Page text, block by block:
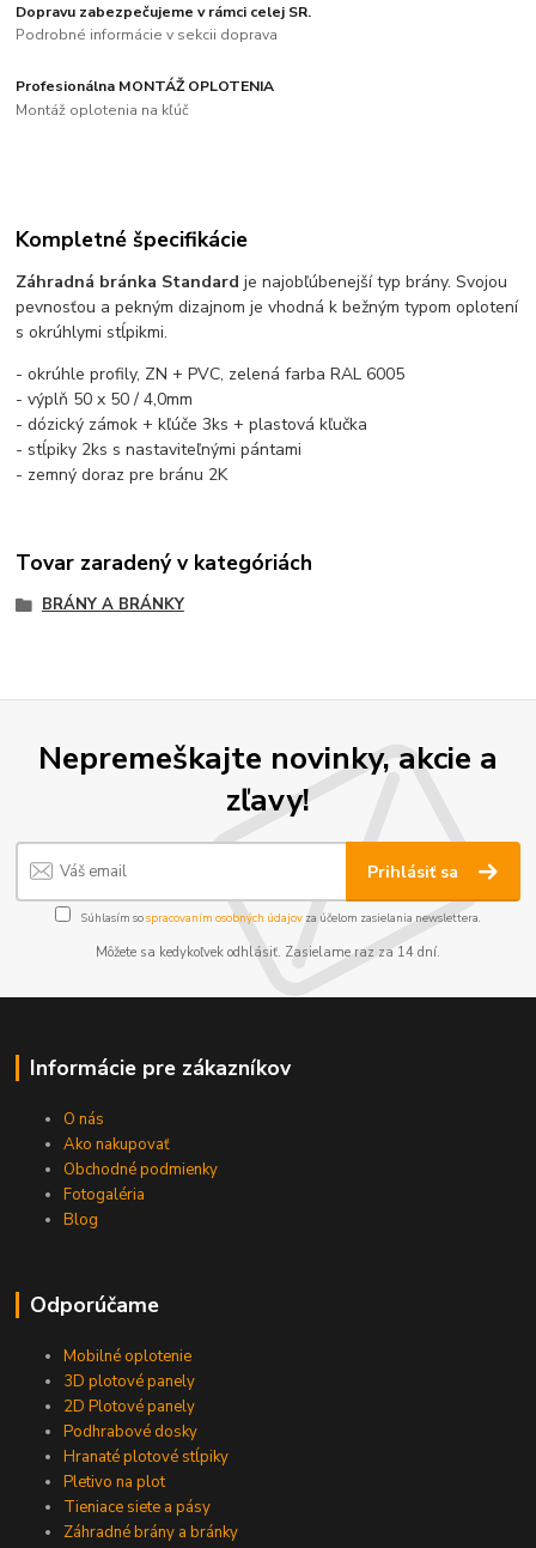
Dopravu zabezpečujeme v rámci celej SR.
Podrobné informácie v sekcii doprava
Profesionálna MONTÁŽ OPLOTENIA
Montáž oplotenia na kľúč
Kompletné špecifikácie
Záhradná bránka Standard je najobľúbenejší typ brány. Svojou
pevnosťou a pekným dizajnom je vhodná k bežným typom oplotení
s okrúhlymi stĺpikmi.
- okrúhle profily, ZN + PVC, zelená farba RAL 6005
- výplň 50 x 50 / 4,0mm
- dózický zámok + kľúče 3ks + plastová kľučka
- stĺpiky 2ks s nastaviteľnými pántami
- zemný doraz pre bránu 2K
Tovar zaradený v kategóriách
BRÁNY A BRÁNKY
Nepremeškajte novinky, akcie a
zľavy!
Prihlásiť sa
Súhlasím sospracovaním osobných údajov za účelom zasielania newslettera.
Môžete sa kedykoľvek odhlásiť. Zasielame raz za 14 dní.
Informácie pre zákazníkov
O nás
Ako nakupovať
Obchodné podmienky
Fotogaléria
Blog
Odporúčame
Mobilné oplotenie
3D plotové panely
2D Plotové panely
Podhrabové dosky
Hranaté plotové stĺpiky
Pletivo na plot
Tieniace siete a pásy
Záhradné brány a bránky